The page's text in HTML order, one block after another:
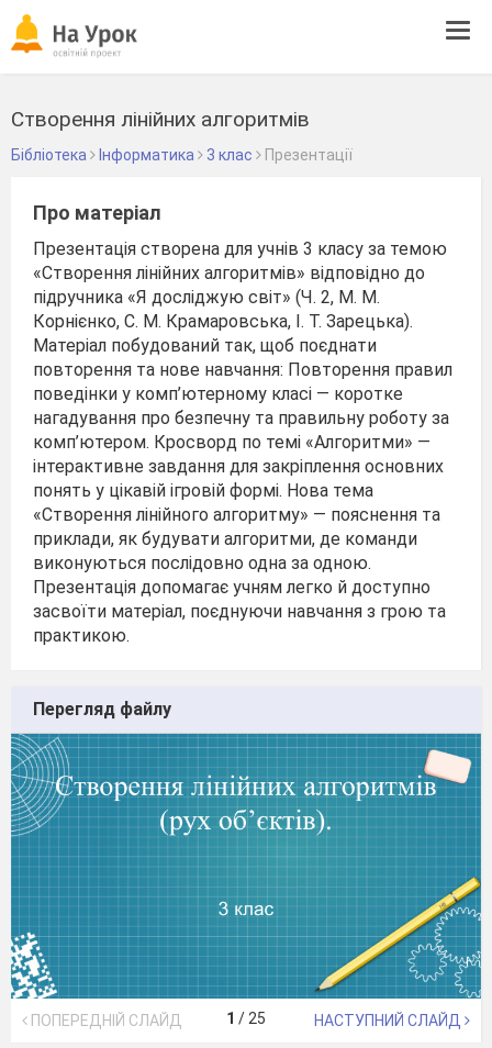
Створення лінійних алгоритмів
Бібліотека Інформатика 3 клас Презентації
Про матеріал
Презентація створена для учнів 3 класу за темою
«Створення лінійних алгоритмів» відповідно до
підручника «Я досліджую світ» (Ч. 2, М. М.
Корнієнко, С. М. Крамаровська, І. Т. Зарецька).
Матеріал побудований так, щоб поєднати
повторення та нове навчання: Повторення правил
поведінки у комп’ютерному класі — коротке
нагадування про безпечну та правильну роботу за
комп’ютером. Кросворд по темі «Алгоритми» —
інтерактивне завдання для закріплення основних
понять у цікавій ігровій формі. Нова тема
«Створення лінійного алгоритму» — пояснення та
приклади, як будувати алгоритми, де команди
виконуються послідовно одна за одною.
Презентація допомагає учням легко й доступно
засвоїти матеріал, поєднуючи навчання з грою та
практикою.
Перегляд файлу
ПОПЕРЕДНІЙ СЛАЙД 1 / 25 НАСТУПНИЙ СЛАЙД